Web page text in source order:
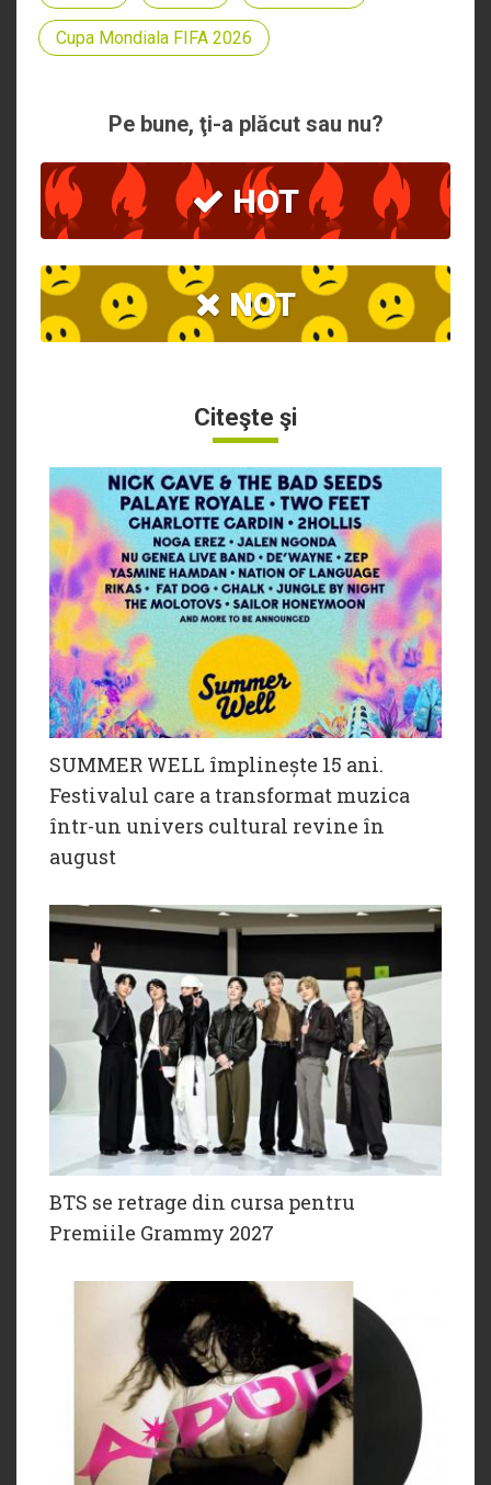
Cupa Mondiala FIFA 2026
Pe bune, ţi-a plăcut sau nu?
HOT
NOT
Citeşte şi
SUMMER WELL împlinește 15 ani.
Festivalul care a transformat muzica
într-un univers cultural revine în
august
BTS se retrage din cursa pentru
Premiile Grammy 2027